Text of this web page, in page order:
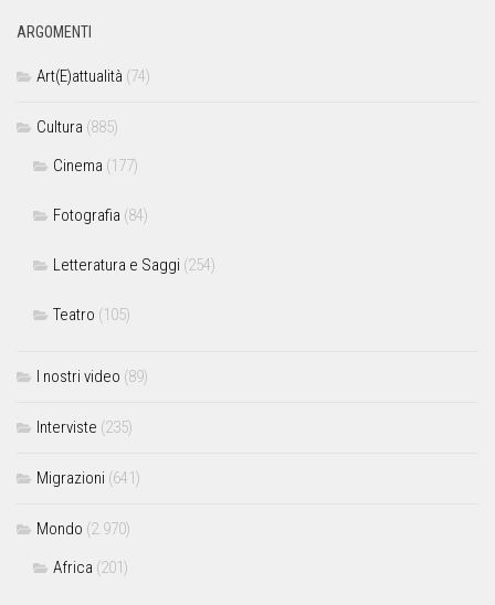
ARGOMENTI
Art(E)attualità (74)
Cultura (885)
Cinema (177)
Fotografia (84)
Letteratura e Saggi (254)
Teatro (105)
I nostri video (89)
Interviste (235)
Migrazioni (641)
Mondo (2.970)
Africa (201)